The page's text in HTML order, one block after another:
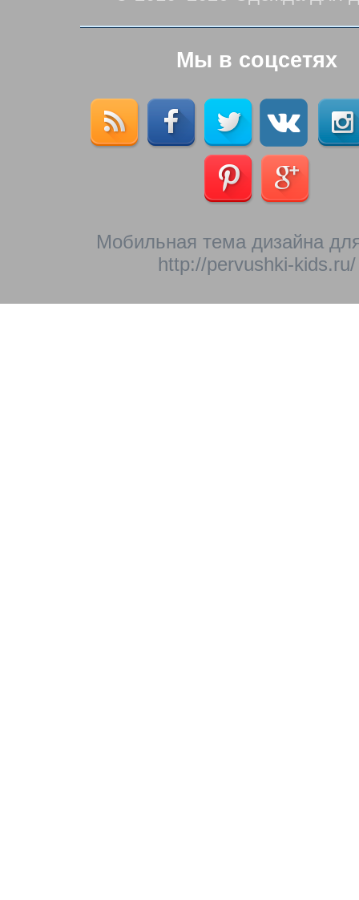
Мы в соцсетях
Мобильная тема дизайна
http://pervushki-kids.ru/